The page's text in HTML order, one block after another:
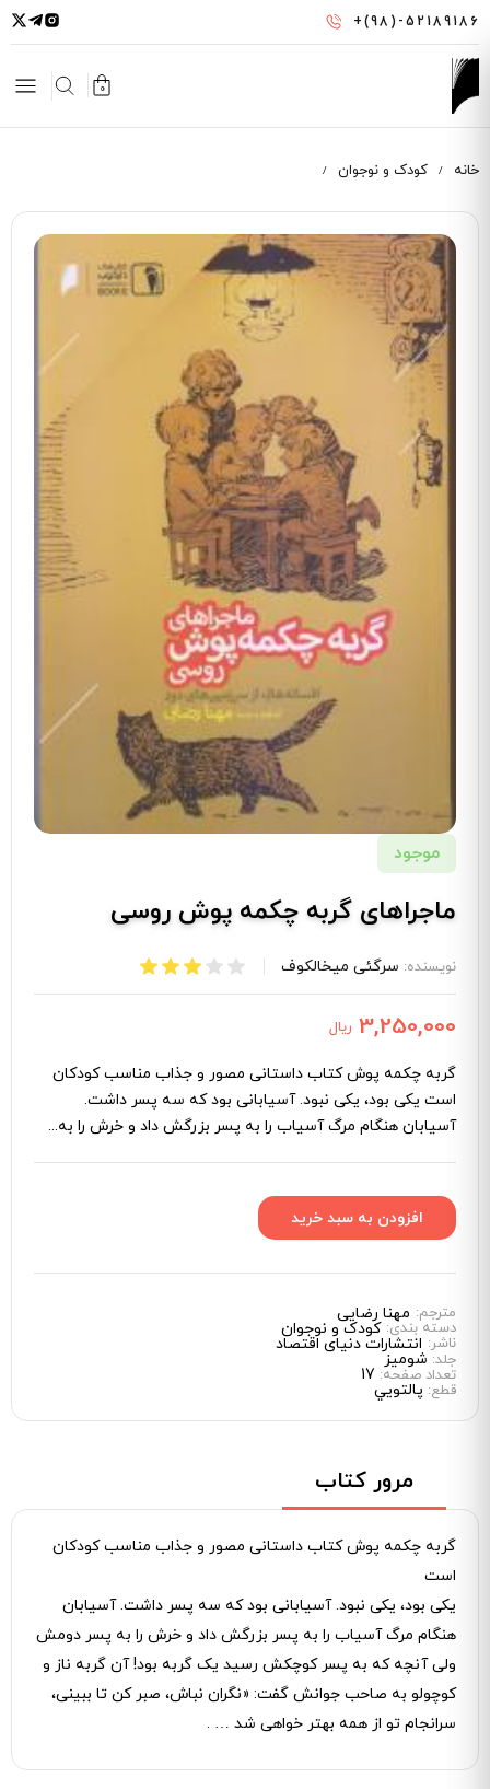
به
محتوای
اصلی
+(98)-52189186
0
خانه کودک و نوجوان
موجود
ماجراهای گربه چکمه پوش روسی
نویسنده: سرگئی میخالکوف
3,250,000 ریال
گربه چکمه پوش کتاب داستانی مصور و جذاب مناسب کودکان
است یکی بود، یکی نبود. آسیابانی بود که سه پسر داشت.
آسیابان هنگام مرگ آسیاب را به پسر بزرگش داد و خرش را به...
مترجم: مهنا رضایی
دسته بندی: کودک و نوجوان
ناشر: انتشارات دنیای اقتصاد
جلد: شوميز
تعداد صفحه: 17
قطع: پالتويي
مرور کتاب
گربه چکمه پوش کتاب داستانی مصور و جذاب مناسب کودکان
است
یکی بود، یکی نبود. آسیابانی بود که سه پسر داشت. آسیابان
هنگام مرگ آسیاب را به پسر بزرگش داد و خرش را به پسر دومش
ولی آنچه که به پسر کوچکش رسید یک گربه بود! آن گربه ناز و
کوچولو به صاحب جوانش گفت: «نگران نباش، صبر کن تا ببینی،
سرانجام تو از همه بهتر خواهی شد … .